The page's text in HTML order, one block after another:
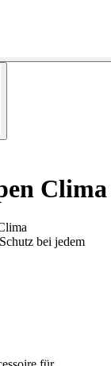
Clima
bei jedem